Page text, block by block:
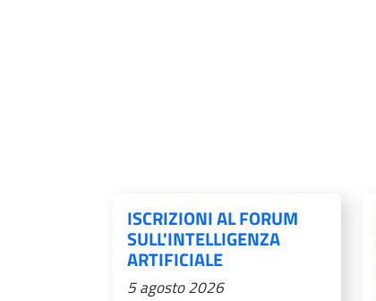
ISCRIZIONI AL FORUM
SULL'INTELLIGENZA
ARTIFICIALE
5 agosto 2026